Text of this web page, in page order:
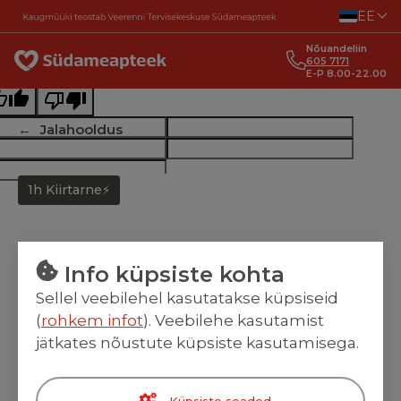
EE
Nõuandeliin
605 7171
E-P 8.00-22.00
Jalahooldus
1h Kiirtarne⚡
text
this translation
feedback will be used to help improve Google Translate
Info küpsiste kohta
Sellel veebilehel kasutatakse küpsiseid
(rohkem infot). Veebilehe kasutamist
jätkates nõustute küpsiste kasutamisega.